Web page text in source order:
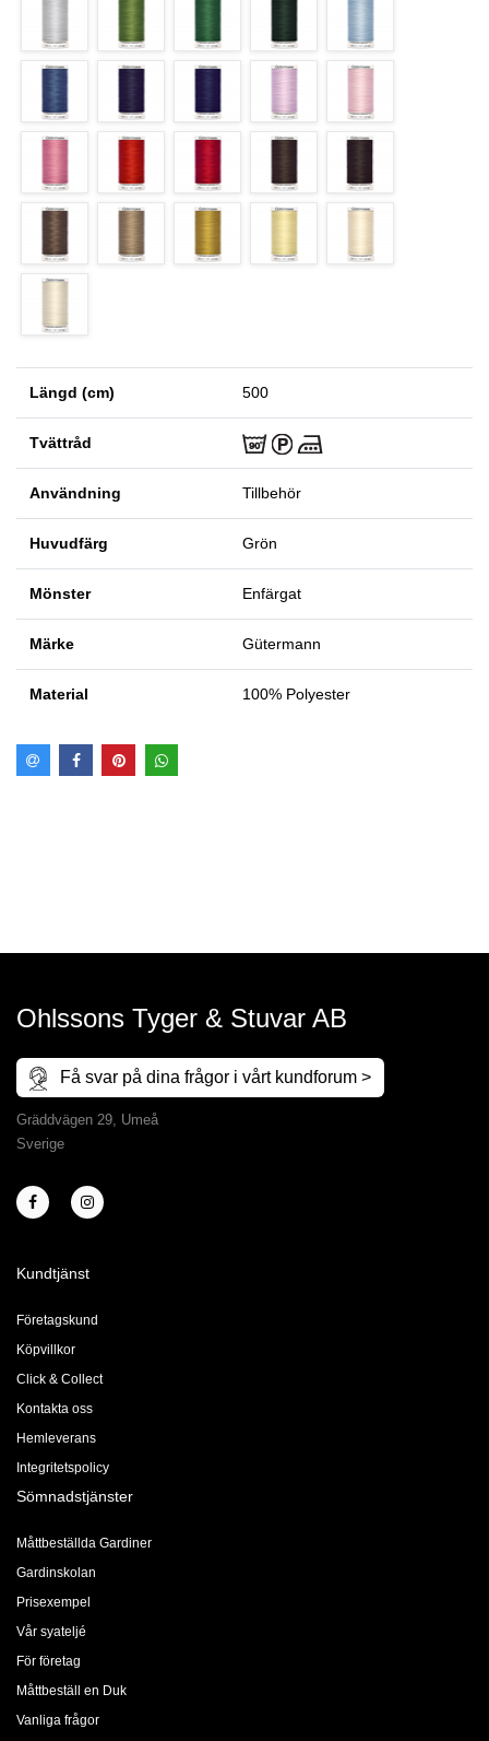
Längd (cm) 500
Tvättråd
Användning Tillbehör
Huvudfärg Grön
Mönster Enfärgat
Märke Gütermann
Material 100% Polyester
Ohlssons Tyger & Stuvar AB
Få svar på dina frågor i vårt kundforum >
Gräddvägen 29, Umeå
Sverige
Kundtjänst
Företagskund
Köpvillkor
Click & Collect
Kontakta oss
Hemleverans
Integritetspolicy
Sömnadstjänster
Måttbeställda Gardiner
Gardinskolan
Prisexempel
Vår syateljé
För företag
Måttbeställ en Duk
Vanliga frågor